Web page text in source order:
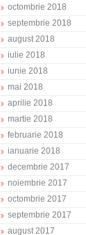
octombrie 2018
septembrie 2018
august 2018
iulie 2018
iunie 2018
mai 2018
aprilie 2018
martie 2018
februarie 2018
ianuarie 2018
decembrie 2017
noiembrie 2017
octombrie 2017
septembrie 2017
august 2017